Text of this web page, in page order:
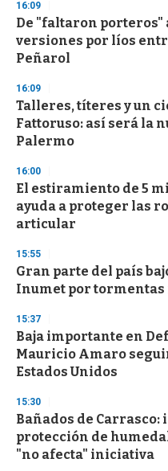
16:09
De "faltaron porteros"
versiones por líos
Peñarol
16:09
Talleres, títeres y un
Fattoruso: así será la
Palermo
16:00
El estiramiento de 5
ayuda a proteger las
articular
15:55
Gran parte del país
Inumet por tormentas
15:37
Baja importante en
Mauricio Amaro
Estados Unidos
15:30
Bañados de
protección de
"no afecta" iniciativa